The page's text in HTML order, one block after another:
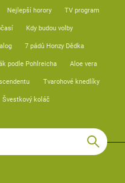
Nejlepší horory TV program
Kdy budou volby
7 pádů Honzy Dědka
podle Pohlreicha Aloe vera
Tvarohové knedlíky
Švestkový koláč